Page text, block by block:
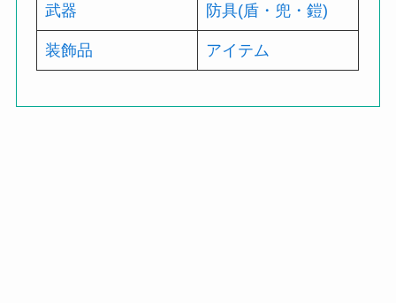
武器 防具(盾・兜・鎧)
装飾品 アイテム